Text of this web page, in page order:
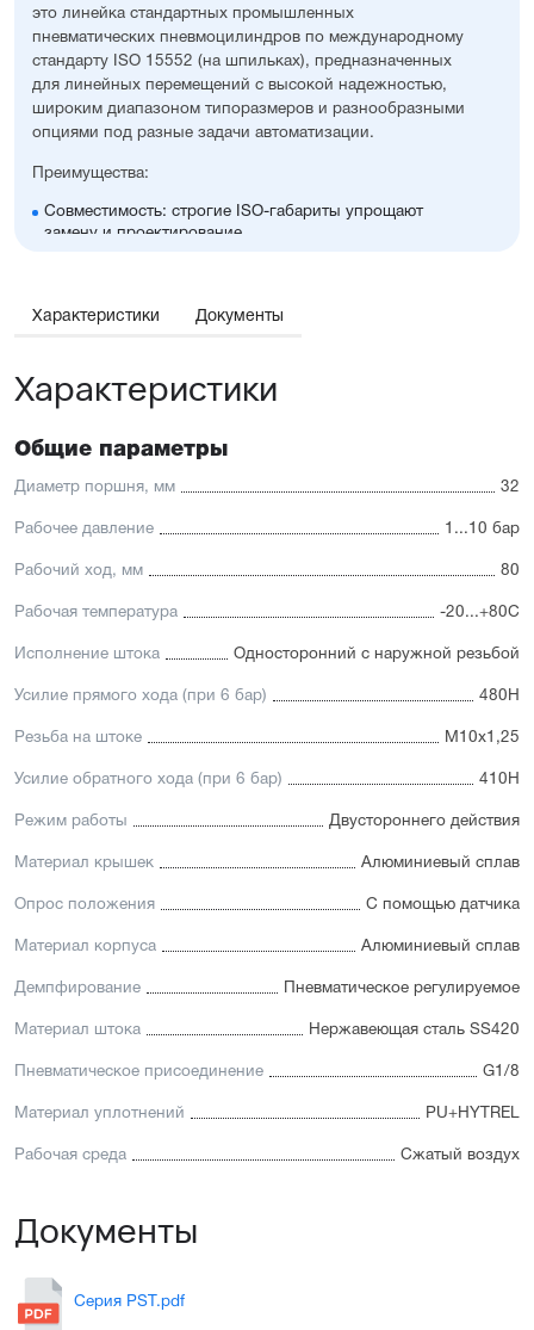
это линейка стандартных промышленных
пневматических пневмоцилиндров по международному
стандарту ISO 15552 (на шпильках), предназначенных
для линейных перемещений с высокой надежностью,
широким диапазоном типоразмеров и разнообразными
опциями под разные задачи автоматизации.
Преимущества:
Совместимость: строгие ISO-габариты упрощают
замену и проектирование
размерами
Доступность: сбалансированное соотношение
стоимости и характеристик с короткими сроками
покрытого элоксаловым покрытием, препятствующим
Шток изготавливается
для использования в пищевой отрасли
замены на уплотнения с расширенным температурным
уплотнение — Hytrel-скребок, не пропускающий мелкие
Увеличенный поршень, благодаря которому
к боковым нагрузкам
Характеристики Документы
Характеристики
Общие параметры
Диаметр поршня, мм 32
Рабочее давление 1...10 бар
Рабочий ход, мм 80
Рабочая температура -20...+80С
Исполнение штока Односторонний с наружной резьбой
Усилие прямого хода (при 6 бар) 480Н
Резьба на штоке М10х1,25
Усилие обратного хода (при 6 бар) 410Н
Режим работы Двустороннего действия
Материал крышек Алюминиевый сплав
Опрос положения С помощью датчика
Материал корпуса Алюминиевый сплав
Демпфирование Пневматическое регулируемое
Материал штока Нержавеющая сталь SS420
Пневматическое присоединение G1/8
Материал уплотнений PU+HYTREL
Рабочая среда Сжатый воздух
Документы
Серия PST.pdf